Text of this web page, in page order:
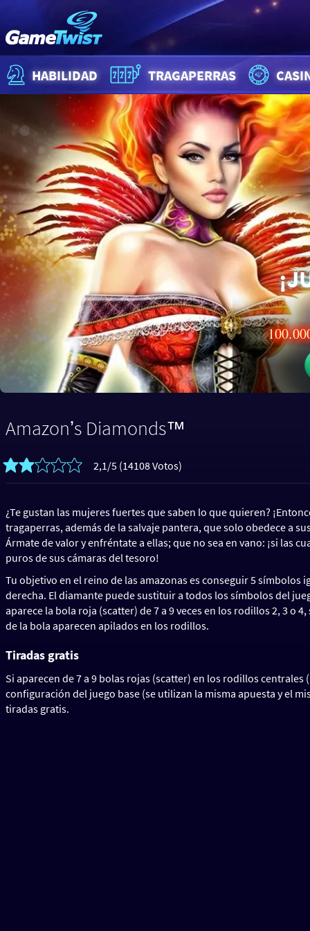
HABILIDAD TRAGAPERRAS
Amazonʼs Diamonds™
2,1/5 (14108 Votos)
¿Te gustan las mujeres fuertes que saben lo que quieren?
tragaperras, además de la salvaje pantera, que solo obedece a
Ármate de valor y enfréntate a ellas; que no sea en vano: ¡si las
puros de sus cámaras del tesoro!
Tu objetivo en el reino de las amazonas es conseguir 5 símbolos
derecha. El diamante puede sustituir a todos los símbolos del
aparece la bola roja (scatter) de 7 a 9 veces en los rodillos 2, 3 o
de la bola aparecen apilados en los rodillos.
Tiradas gratis
Si aparecen de 7 a 9 bolas rojas (scatter) en los rodillos
configuración del juego base (se utilizan la misma apuesta y el
tiradas gratis.